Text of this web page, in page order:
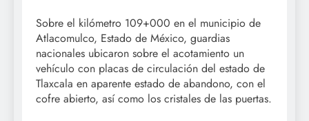
Sobre el kilómetro 109+000 en el municipio de
Atlacomulco, Estado de México, guardias
nacionales ubicaron sobre el acotamiento un
vehículo con placas de circulación del estado de
Tlaxcala en aparente estado de abandono, con el
cofre abierto, así como los cristales de las puertas.